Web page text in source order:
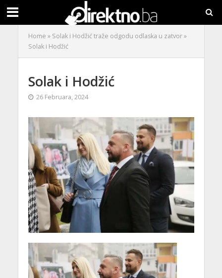
Home » Solak i Hodžić traže odgodu odlaska u zatvor»
Solak i Hodžić
Solak i Hodžić
26 Februara, 2024